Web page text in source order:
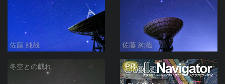
佐藤 純哉 佐藤 純哉
冬空との戯れ PR